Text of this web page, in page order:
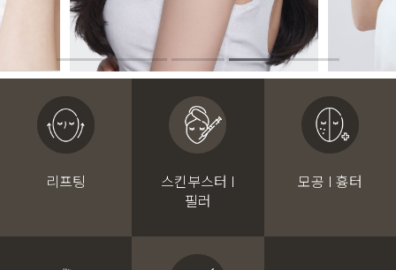
리프팅
스킨부스터 I
필러
모공 I 흉터